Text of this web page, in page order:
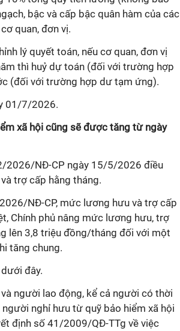
bậc và cấp bậc quân hàm của các
quan, đơn vị.
lý quyết toán, nếu cơ quan, đơn vị
thì huỷ dự toán (đối với trường hợp
(đối với trường hợp dư tạm ứng).
01/7/2026.
xã hội cũng sẽ được tăng từ ngày
2026/NĐ-CP ngày 15/5/2026 điều
trợ cấp hằng tháng.
NĐ-CP, mức lương hưu và trợ cấp
Chính phủ nâng mức lương hưu, trợ
lên 3,8 triệu đồng/tháng đối với một
tăng chung.
đây.
người lao động, kể cả người có thời
nghỉ hưu từ quỹ bảo hiểm xã hội
định số 41/2009/QĐ-TTg về việc